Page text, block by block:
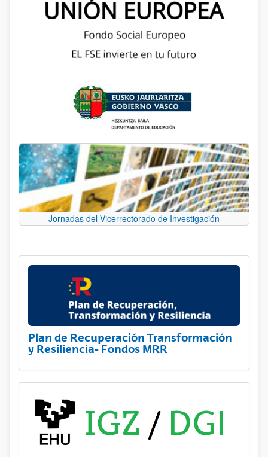
Jornadas del Vicerrectorado de Investigación
Plan de Recuperación Transformación
y Resiliencia- Fondos MRR